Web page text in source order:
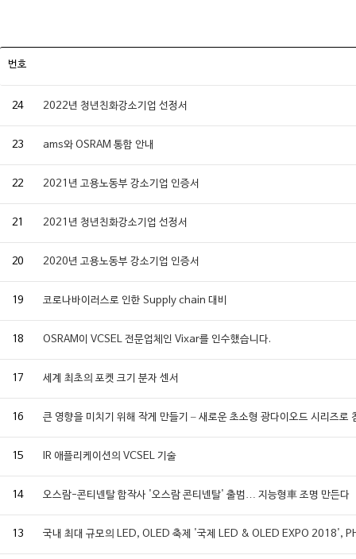
번호
24 2022년 청년친화강소기업 선정서
23 ams와 OSRAM 통합 안내
22 2021년 고용노동부 강소기업 인증서
21 2021년 청년친화강소기업 선정서
20 2020년 고용노동부 강소기업 인증서
19 코로나바이러스로 인한 Supply chain 대비
18 OSRAM이 VCSEL 전문업체인 Vixar를 인수했습니다.
17 세계 최초의 포켓 크기 분자 센서
16 큰 영향을 미치기 위해 작게 만들기 – 새로운 초소형 광다이오드 시리즈로
15 IR 애플리케이션의 VCSEL 기술
14 오스람-콘티넨탈 합작사 '오스람 콘티넨탈' 출범… 지능형車 조명 만든다
13 국내 최대 규모의 LED, OLED 축제 '국제 LED & OLED EXPO 2018',